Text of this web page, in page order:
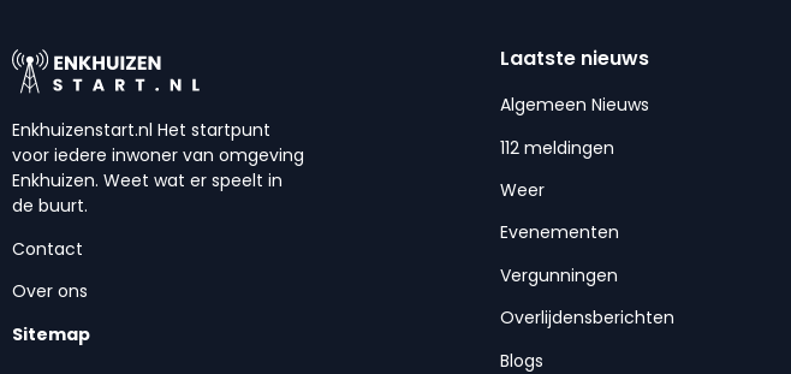
Enkhuizenstart.nl Het startpunt
voor iedere inwoner van omgeving
Enkhuizen. Weet wat er speelt in
de buurt.
Contact
Over ons
Sitemap
Laatste nieuws
Algemeen Nieuws
112 meldingen
Weer
Evenementen
Vergunningen
Overlijdensberichten
Blogs